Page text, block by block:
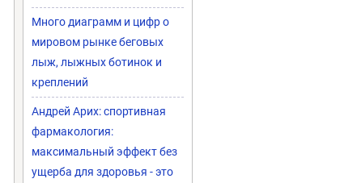
Много диаграмм и цифр о
мировом рынке беговых
лыж, лыжных ботинок и
креплений
Андрей Арих: спортивная
фармакология:
максимальный эффект без
ущерба для здоровья - это